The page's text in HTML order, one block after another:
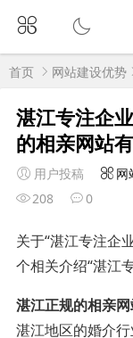
首页 网站建设优势
湛江专注企
的相亲网站
用户投稿 网
208
0
关于“湛江专注企
个相关介绍“湛江
湛江正规的相亲
湛江地区的婚介